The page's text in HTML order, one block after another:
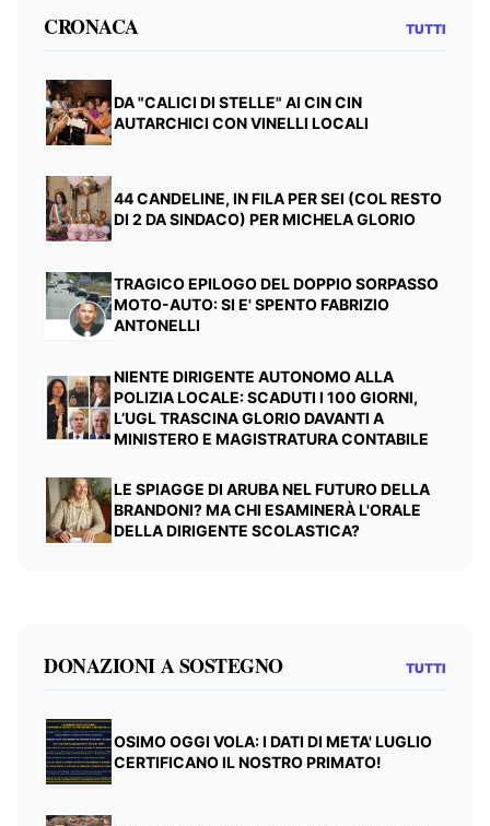
CRONACA TUTTI
DA "CALICI DI STELLE" AI CIN CIN
AUTARCHICI CON VINELLI LOCALI
44 CANDELINE, IN FILA PER SEI (COL RESTO
DI 2 DA SINDACO) PER MICHELA GLORIO
TRAGICO EPILOGO DEL DOPPIO SORPASSO
MOTO-AUTO: SI E' SPENTO FABRIZIO
ANTONELLI
NIENTE DIRIGENTE AUTONOMO ALLA
POLIZIA LOCALE: SCADUTI I 100 GIORNI,
L’UGL TRASCINA GLORIO DAVANTI A
MINISTERO E MAGISTRATURA CONTABILE
LE SPIAGGE DI ARUBA NEL FUTURO DELLA
BRANDONI? MA CHI ESAMINERÀ L'ORALE
DELLA DIRIGENTE SCOLASTICA?
DONAZIONI A SOSTEGNO TUTTI
OSIMO OGGI VOLA: I DATI DI META' LUGLIO
CERTIFICANO IL NOSTRO PRIMATO!